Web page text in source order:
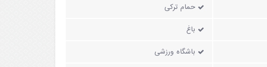
حمام ترکی
باغ
باشگاه ورزشی